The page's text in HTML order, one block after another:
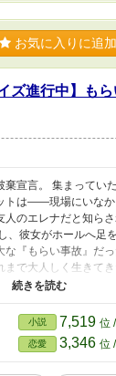
お気に入りに追加
ズ進行中】も
宣言。 集まってい
トは——現場にいな
人のエレナだと知ら
、彼女がホールへ足
な『もらい事故』だ
まで大人しく生きて
ですべてが馬鹿馬鹿し
だお話です。 全5話
です。 小説家になろ
小説 7,519 位
恋愛 3,346 位